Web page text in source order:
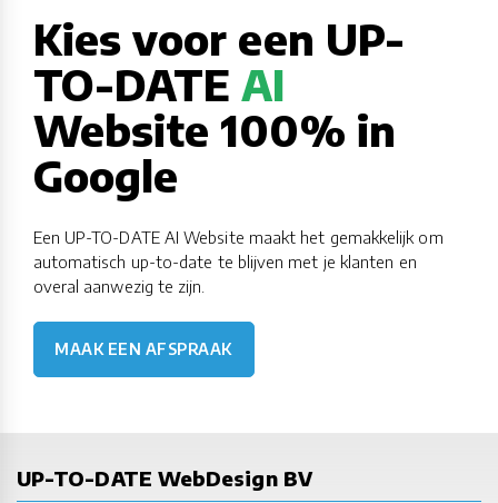
Kies voor een UP-
TO-DATE AI
Website 100% in
Google
Een UP-TO-DATE AI Website maakt het gemakkelijk om
automatisch up-to-date te blijven met je klanten en
overal aanwezig te zijn.
MAAK EEN AFSPRAAK
UP-TO-DATE WebDesign BV